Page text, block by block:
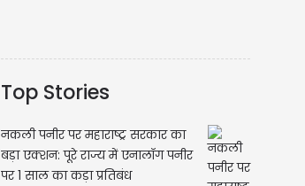
Top Stories
नकली पनीर पर महाराष्ट्र सरकार का
बड़ा एक्शन: पूरे राज्य में एनालॉग पनीर
पर 1 साल का कड़ा प्रतिबंध